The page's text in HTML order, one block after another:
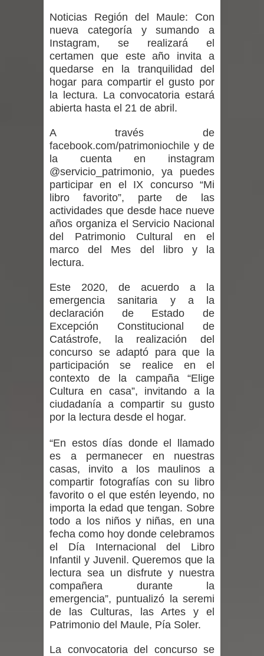
Bodas de Oro
Departamento Comunal de Salud de
Curicó desarrollará jornada de
vacunación contra la Influenza y otros
Empedrado desarrolló con éxito el
desafío guerreros 2026
Banda linarense Los Remembers
regresa de Brasil tras impulsar un
intercambio musical y pedagógico
Alta positividad en influenza hace que
expertos reiteren llamado a
ministra de Salud por dejar fuera a
Linares: “No dará la cara”
Seremi de Desarrollo Social y Familia
mantiene despliegue para apoyar a
niños y adolescentes durante la
emergencia.
Del anime al K-pop: especialistas U.
de Chile analizan el creciente interés
por las culturas japonesa y coreana
Renuncia del seremi Minvu en el
Maule golpea al Gobierno en medio de
Noticias Región del Maule: Con
nueva categoría y sumando a
Instagram, se realizará el
certamen que este año invita a
quedarse en la tranquilidad del
hogar para compartir el gusto por
la lectura. La convocatoria estará
abierta hasta el 21 de abril.
A través de
facebook.com/patrimoniochile y de
la cuenta en instagram
@servicio_patrimonio, ya puedes
participar en el IX concurso “Mi
libro favorito”, parte de las
actividades que desde hace nueve
años organiza el Servicio Nacional
del Patrimonio Cultural en el
marco del Mes del libro y la
lectura.
Este 2020, de acuerdo a la
emergencia sanitaria y a la
declaración de Estado de
Excepción Constitucional de
Catástrofe, la realización del
concurso se adaptó para que la
participación se realice en el
contexto de la campaña “Elige
Cultura en casa”, invitando a la
ciudadanía a compartir su gusto
por la lectura desde el hogar.
“En estos días donde el llamado
es a permanecer en nuestras
casas, invito a los maulinos a
compartir fotografías con su libro
favorito o el que estén leyendo, no
importa la edad que tengan. Sobre
todo a los niños y niñas, en una
fecha como hoy donde celebramos
el Día Internacional del Libro
Infantil y Juvenil. Queremos que la
lectura sea un disfrute y nuestra
compañera durante la
emergencia”, puntualizó la seremi
de las Culturas, las Artes y el
Patrimonio del Maule, Pía Soler.
La convocatoria del concurso se